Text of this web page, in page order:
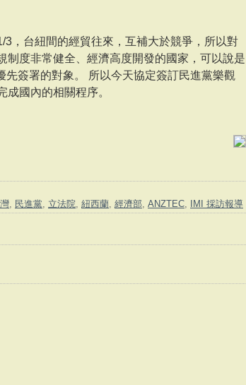
，台紐間的經貿往來，互補大於競爭，所以對
制度非常健全、經濟高度開發的國家，可以說是
簽署的對象。 所以今天協定簽訂民進黨樂觀
國內的相關程序。
民進黨 立法院 紐西蘭 經濟部 ANZTEC IMI 採訪報導